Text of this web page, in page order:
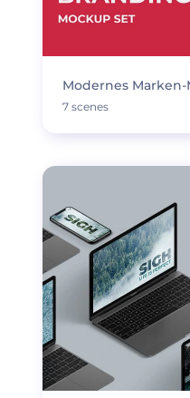
Modernes
7 scenes